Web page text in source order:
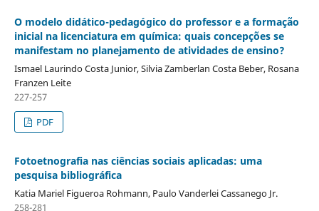
O modelo didático-pedagógico do professor e a formação
inicial na licenciatura em química: quais concepções se
manifestam no planejamento de atividades de ensino?
Ismael Laurindo Costa Junior, Silvia Zamberlan Costa Beber, Rosana
Franzen Leite
227-257
PDF
Fotoetnografia nas ciências sociais aplicadas: uma
pesquisa bibliográfica
Katia Mariel Figueroa Rohmann, Paulo Vanderlei Cassanego Jr.
258-281